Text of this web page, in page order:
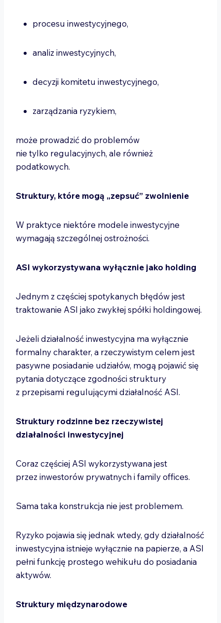
procesu inwestycyjnego,
analiz inwestycyjnych,
decyzji komitetu inwestycyjnego,
zarządzania ryzykiem,
może prowadzić do problemów
nie tylko regulacyjnych, ale również
podatkowych.
Struktury, które mogą „zepsuć” zwolnienie
W praktyce niektóre modele inwestycyjne
wymagają szczególnej ostrożności.
ASI wykorzystywana wyłącznie jako holding
Jednym z częściej spotykanych błędów jest
traktowanie ASI jako zwykłej spółki holdingowej.
Jeżeli działalność inwestycyjna ma wyłącznie
formalny charakter, a rzeczywistym celem jest
pasywne posiadanie udziałów, mogą pojawić się
pytania dotyczące zgodności struktury
z przepisami regulującymi działalność ASI.
Struktury rodzinne bez rzeczywistej
działalności inwestycyjnej
Coraz częściej ASI wykorzystywana jest
przez inwestorów prywatnych i family offices.
Sama taka konstrukcja nie jest problemem.
Ryzyko pojawia się jednak wtedy, gdy działalność
inwestycyjna istnieje wyłącznie na papierze, a ASI
pełni funkcję prostego wehikułu do posiadania
aktywów.
Struktury międzynarodowe